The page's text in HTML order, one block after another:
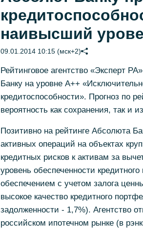
наивысший
09.01.2014 10:15 (мск+2)
Рейтинговое агентство «Эксперт
Банку на уровне А++
кредитоспособности». Прогноз по
вероятность как сохранения, так и
Позитивно на рейтинге Абсолюта
активных операций на объектах
кредитных рисков к активам за
уровень обеспеченности
обеспечением с учетом залога
высокое качество кредитного
задолженности - 1,7%). Агентство
российском ипотечном рынке (в